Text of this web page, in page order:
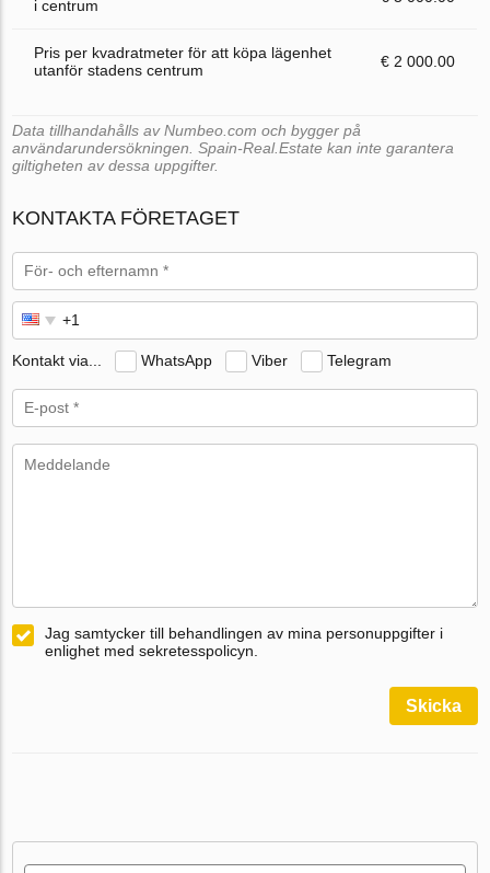
i centrum
Pris per kvadratmeter för att köpa lägenhet
utanför stadens centrum
€ 2 000.00
Data tillhandahålls av Numbeo.com och bygger på
användarundersökningen. Spain-Real.Estate kan inte garantera
giltigheten av dessa uppgifter.
KONTAKTA FÖRETAGET
Kontakt via... WhatsApp Viber Telegram
Jag samtycker till behandlingen av mina personuppgifter i
enlighet med sekretesspolicyn.
Skicka